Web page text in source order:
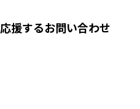
応援するお問い合わせ